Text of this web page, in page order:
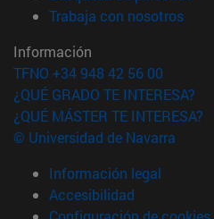
Trabaja con nosotros
Información
TFNO +34 948 42 56 00
¿QUÉ GRADO TE INTERESA?
¿QUÉ MÁSTER TE INTERESA?
© Universidad de Navarra
Información legal
Accesibilidad